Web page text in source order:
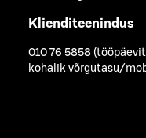
Klienditeenindus
010 76 5858
kohalik võrgutasu/